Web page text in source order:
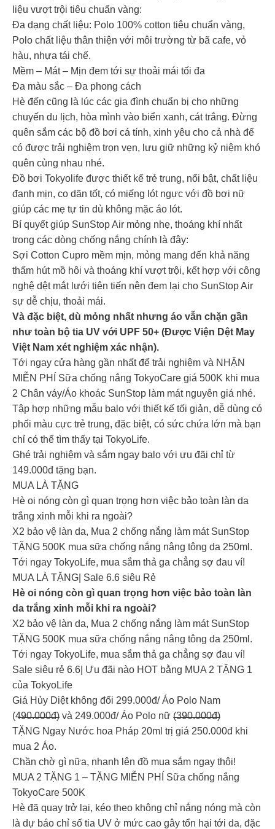
liệu vượt trội tiêu chuẩn vàng:
Đa dạng chất liệu: Polo 100% cotton tiêu chuẩn vàng,
Polo chất liệu thân thiện với môi trường từ bã cafe, vỏ
hàu, nhựa tái chế.
Mềm – Mát – Mịn đem tới sự thoải mái tối đa
Đa màu sắc – Đa phong cách
Hè đến cũng là lúc các gia đình chuẩn bị cho những
chuyến du lịch, hòa mình vào biển xanh, cát trắng. Đừng
quên sắm các bộ đồ bơi cá tính, xinh yêu cho cả nhà để
có được trải nghiệm trọn vẹn, lưu giữ những kỷ niệm khó
quên cùng nhau nhé.
Đồ bơi Tokyolife được thiết kế trẻ trung, nổi bật, chất liệu
đanh mịn, co dãn tốt, có miếng lót ngực với đồ bơi nữ
giúp các mẹ tự tin dù không mặc áo lót.
Bí quyết giúp SunStop Air mỏng nhẹ, thoáng khí nhất
trong các dòng chống nắng chính là đây:
Sợi Cotton Cupro mềm mịn, mỏng mang đến khả năng
thấm hút mồ hôi và thoáng khí vượt trội, kết hợp với công
nghệ dệt mắt lưới tiên tiến nên đem lại cho SunStop Air
sự dễ chịu, thoải mái.
Và đặc biệt, dù mỏng nhất nhưng áo vẫn chặn gần
như toàn bộ tia UV với UPF 50+ (Được Viện Dệt May
Việt Nam xét nghiệm xác nhận).
Tới ngay cửa hàng gần nhất để trải nghiệm và NHẬN
MIỄN PHÍ Sữa chống nắng TokyoCare giá 500K khi mua
2 Chân váy/Áo khoác SunStop làm mát nguyên giá nhé.
Tập hợp những mẫu balo với thiết kế tối giản, dễ dùng có
phối màu cực trẻ trung, đặc biệt, có sức chứa lớn mà bạn
chỉ có thể tìm thấy tại TokyoLife.
Ghé trải nghiệm và sắm ngay balo với ưu đãi chỉ từ
149.000đ tặng bạn.
MUA LÀ TẶNG
Hè oi nóng còn gì quan trọng hơn việc bảo toàn làn da
trắng xinh mỗi khi ra ngoài?
X2 bảo vệ làn da, Mua 2 chống nắng làm mát SunStop
TẶNG 500K mua sữa chống nắng nâng tông da 250ml.
Tới ngay TokyoLife, mua sắm thả ga chẳng sợ đau ví!
MUA LÀ TẶNG| Sale 6.6 siêu Rẻ
Hè oi nóng còn gì quan trọng hơn việc bảo toàn làn
da trắng xinh mỗi khi ra ngoài?
X2 bảo vệ làn da, Mua 2 chống nắng làm mát SunStop
TẶNG 500K mua sữa chống nắng nâng tông da 250ml.
Tới ngay TokyoLife, mua sắm thả ga chẳng sợ đau ví!
Sale siêu rẻ 6.6| Ưu đãi nào HOT bằng MUA 2 TẶNG 1
của TokyoLife
Giá Hủy Diệt không đổi 299.000đ/ Áo Polo Nam
(4̶̶9̶̶0̶̶.̶̶0̶̶0̶̶0̶̶đ̶) và 249.000đ/ Áo Polo nữ (̶3̶̶9̶̶0̶̶.̶̶0̶̶0̶̶0̶̶đ̶)
TẶNG Ngay Nước hoa Pháp 20ml trị giá 250.000đ khi
mua 2 Áo.
Chần chờ gì nữa, nhanh lên đồ mua sắm ngay thôi!
MUA 2 TẶNG 1 – TẶNG MIỄN PHÍ Sữa chống nắng
TokyoCare 500K
Hè đã quay trở lại, kéo theo không chỉ nắng nóng mà còn
là dự báo chỉ số tia UV ở mức cao gây tổn hại tới da, đặc